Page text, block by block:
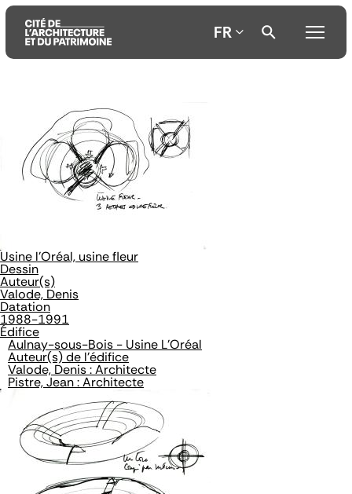
contenu
principal
principal
recherche
FR
Usine l'Oréal, usine fleur
Dessin
Auteur(s)
Valode, Denis
Datation
1988-1991
Édifice
Aulnay-sous-Bois - Usine L'Oréal
Auteur(s) de l'édifice
Valode, Denis : Architecte
Pistre, Jean : Architecte